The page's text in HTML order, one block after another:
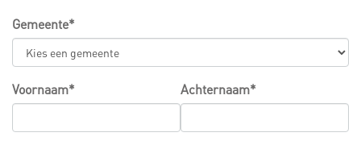
Gemeente*
Voornaam* Achternaam*